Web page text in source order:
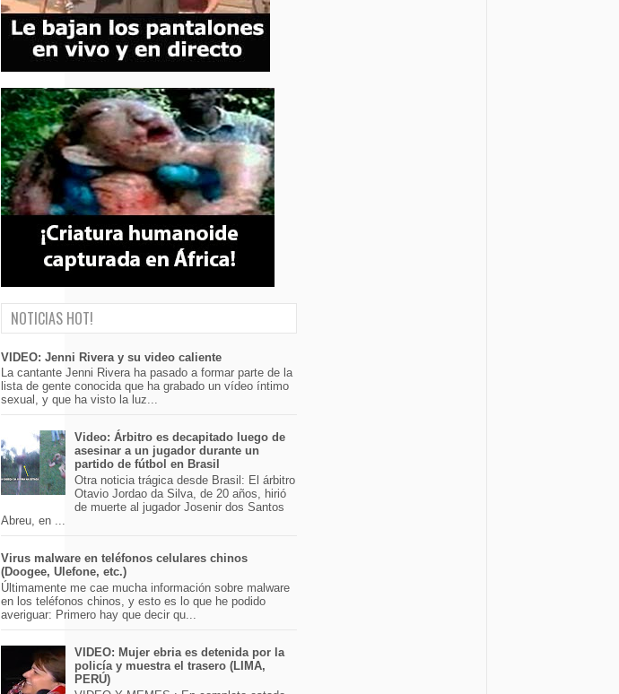
NOTICIAS HOT!
VIDEO: Jenni Rivera y su video caliente
La cantante Jenni Rivera ha pasado a formar parte de la
lista de gente conocida que ha grabado un vídeo íntimo
sexual, y que ha visto la luz...
Video: Árbitro es decapitado luego de
asesinar a un jugador durante un
partido de fútbol en Brasil
Otra noticia trágica desde Brasil: El árbitro
Otavio Jordao da Silva, de 20 años, hirió
de muerte al jugador Josenir dos Santos
Abreu, en ...
Virus malware en teléfonos celulares chinos
(Doogee, Ulefone, etc.)
Últimamente me cae mucha información sobre malware
en los teléfonos chinos, y esto es lo que he podido
averiguar: Primero hay que decir qu...
VIDEO: Mujer ebria es detenida por la
policía y muestra el trasero (LIMA,
PERÚ)